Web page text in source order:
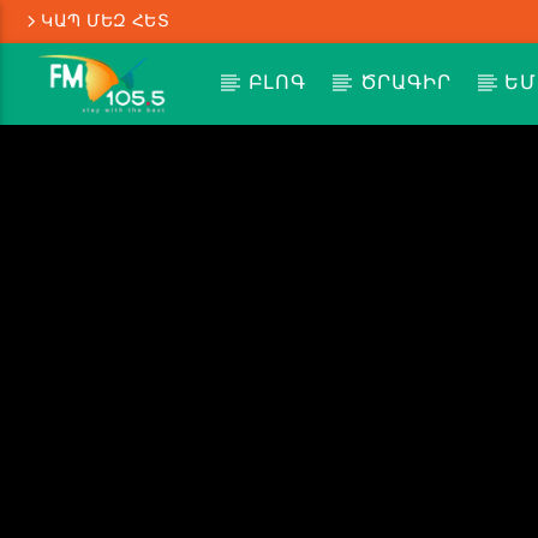
ԿԱՊ ՄԵԶ ՀԵՏ
ԲԼՈԳ ԾՐԱԳԻՐ